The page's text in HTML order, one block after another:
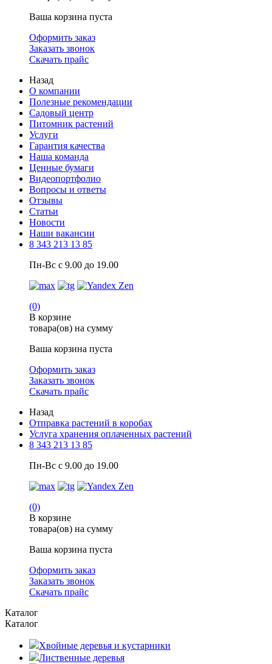
Ваша корзина пуста
Оформить заказ
Заказать звонок
Скачать прайс
Назад
О компании
Полезные рекомендации
Садовый центр
Питомник растений
Услуги
Гарантия качества
Наша команда
Ценные бумаги
Видеопортфолио
Вопросы и ответы
Отзывы
Статьи
Новости
Наши вакансии
8 343 213 13 85
Пн-Вс с 9.00 до 19.00
(0)
В корзине
товара(ов) на сумму
Ваша корзина пуста
Оформить заказ
Заказать звонок
Скачать прайс
Назад
Отправка растений в коробах
Услуга хранения оплаченных растений
8 343 213 13 85
Пн-Вс с 9.00 до 19.00
(0)
В корзине
товара(ов) на сумму
Ваша корзина пуста
Оформить заказ
Заказать звонок
Скачать прайс
Каталог
Каталог
Хвойные деревья и кустарники
Лиственные деревья